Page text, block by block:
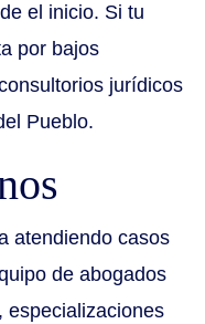
el inicio. Si tu
por bajos
jurídicos
Pueblo.
atendiendo casos
de abogados
especializaciones